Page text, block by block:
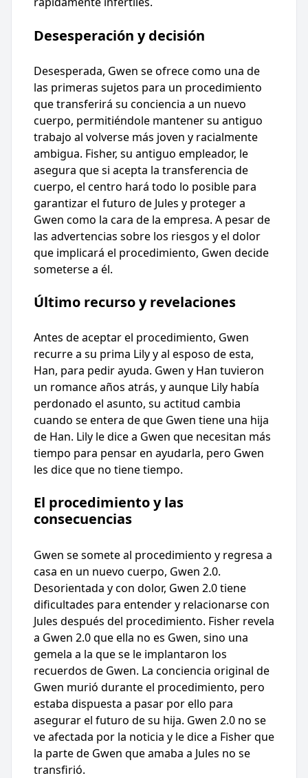
Desesperación y decisión
Desesperada, Gwen se ofrece como una de
las primeras sujetos para un procedimiento
que transferirá su conciencia a un nuevo
cuerpo, permitiéndole mantener su antiguo
trabajo al volverse más joven y racialmente
ambigua. Fisher, su antiguo empleador, le
asegura que si acepta la transferencia de
cuerpo, el centro hará todo lo posible para
garantizar el futuro de Jules y proteger a
Gwen como la cara de la empresa. A pesar de
las advertencias sobre los riesgos y el dolor
que implicará el procedimiento, Gwen decide
someterse a él.
Último recurso y revelaciones
Antes de aceptar el procedimiento, Gwen
recurre a su prima Lily y al esposo de esta,
Han, para pedir ayuda. Gwen y Han tuvieron
un romance años atrás, y aunque Lily había
perdonado el asunto, su actitud cambia
cuando se entera de que Gwen tiene una hija
de Han. Lily le dice a Gwen que necesitan más
tiempo para pensar en ayudarla, pero Gwen
les dice que no tiene tiempo.
El procedimiento y las
consecuencias
Gwen se somete al procedimiento y regresa a
casa en un nuevo cuerpo, Gwen 2.0.
Desorientada y con dolor, Gwen 2.0 tiene
dificultades para entender y relacionarse con
Jules después del procedimiento. Fisher revela
a Gwen 2.0 que ella no es Gwen, sino una
gemela a la que se le implantaron los
recuerdos de Gwen. La conciencia original de
Gwen murió durante el procedimiento, pero
estaba dispuesta a pasar por ello para
asegurar el futuro de su hija. Gwen 2.0 no se
ve afectada por la noticia y le dice a Fisher que
la parte de Gwen que amaba a Jules no se
transfirió.